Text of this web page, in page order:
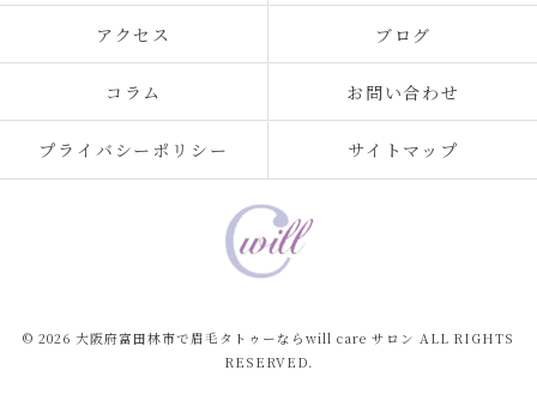
アクセス ブログ
コラム お問い合わせ
プライバシーポリシー サイトマップ
© 2026 大阪府富田林市で眉毛タトゥーならwill care サロン ALL RIGHTS
RESERVED.